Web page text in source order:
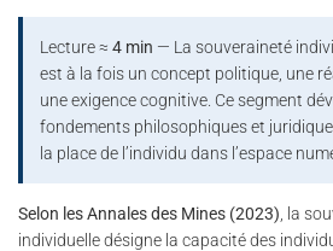
Lecture ≈4 min — La souveraineté
est à la fois un concept politique, une
une exigence cognitive. Ce segment
fondements philosophiques et
la place de l’individu dans l’espace
Selon les Annales des Mines (2023) , la
individuelle désigne la capacité des